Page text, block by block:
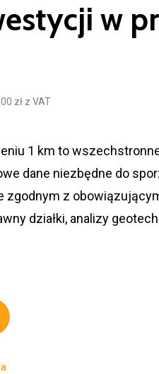
w
złz VAT
1 km to
dane niezbędne do
zgodnym z
działki, analizy